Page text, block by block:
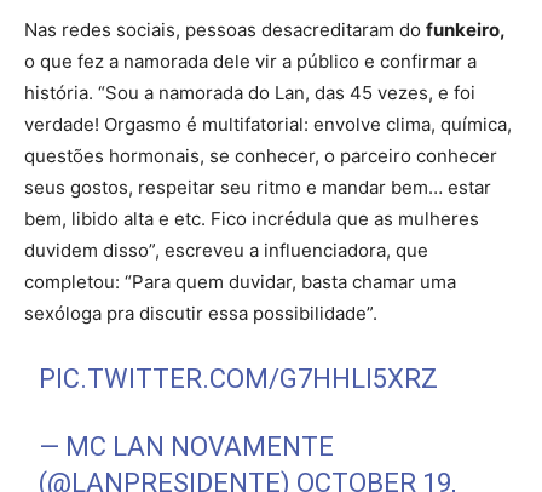
Nas redes sociais, pessoas desacreditaram do funkeiro,
o que fez a namorada dele vir a público e confirmar a
história. “Sou a namorada do Lan, das 45 vezes, e foi
verdade! Orgasmo é multifatorial: envolve clima, química,
questões hormonais, se conhecer, o parceiro conhecer
seus gostos, respeitar seu ritmo e mandar bem… estar
bem, libido alta e etc. Fico incrédula que as mulheres
duvidem disso”, escreveu a influenciadora, que
completou: “Para quem duvidar, basta chamar uma
sexóloga pra discutir essa possibilidade”.
PIC.TWITTER.COM/G7HHLI5XRZ
— MC LAN NOVAMENTE
(@LANPRESIDENTE) OCTOBER 19,